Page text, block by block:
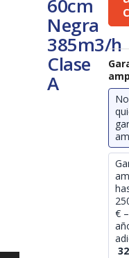
60cm
Negra
385m3/h
Clase
A
A
No
€